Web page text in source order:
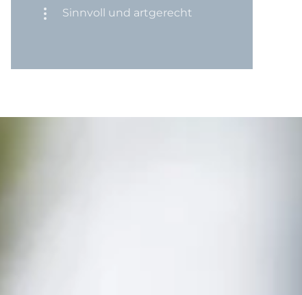
Sinnvoll und artgerecht